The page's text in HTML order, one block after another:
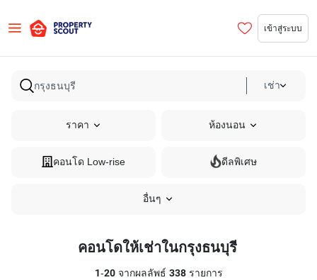
เข้าสู่ระบบ
เช่า
ราคา ห้องนอน
คอนโด Low-rise ดีลพิเศษ
อื่นๆ
คอนโดให้เช่าในกรุงธนบุรี
1-20จากผลลัพธ์ 338รายการ